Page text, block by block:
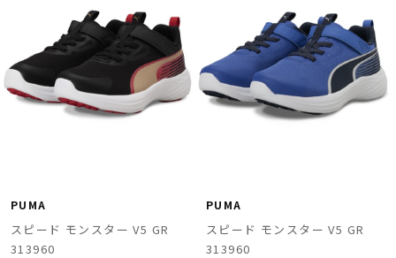
PUMA
スピード モンスター V5 GR
313960
PUMA
スピード モンスター V5 GR
313960